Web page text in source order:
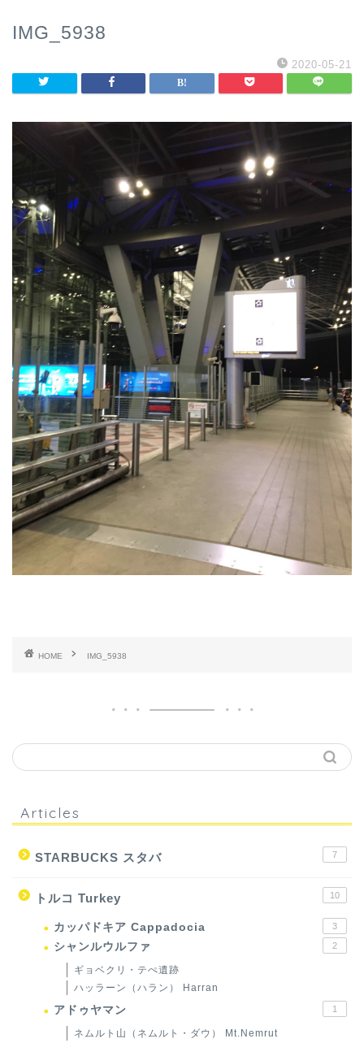
IMG_5938
2020-05-21
HOME IMG_5938
Articles
STARBUCKS スタバ 7
トルコ Turkey 10
カッパドキア Cappadocia 3
シャンルウルファ 2
ギョベクリ・テぺ遺跡
ハッラーン（ハラン） Harran
アドゥヤマン 1
ネムルト山（ネムルト・ダウ） Mt.Nemrut